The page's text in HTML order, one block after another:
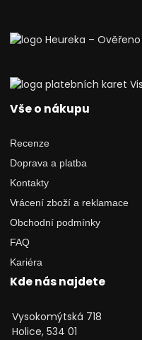
Vše o nákupu
Recenze
Doprava a platba
Kontakty
Vrácení zboží a reklamace
Obchodní podmínky
FAQ
Kariéra
Kde nás najdete
Vysokomýtská 718
Holice, 534 01